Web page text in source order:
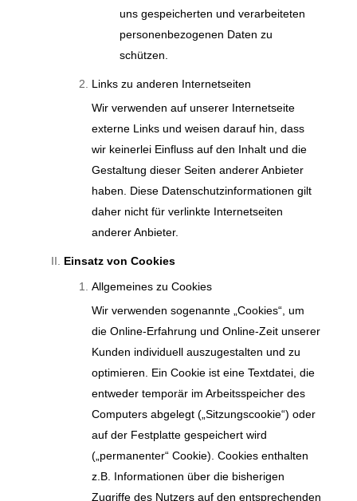
uns gespeicherten und verarbeiteten
personenbezogenen Daten zu
schützen.
Links zu anderen Internetseiten
Wir verwenden auf unserer Internetseite
externe Links und weisen darauf hin, dass
wir keinerlei Einfluss auf den Inhalt und die
Gestaltung dieser Seiten anderer Anbieter
haben. Diese Datenschutzinformationen gilt
daher nicht für verlinkte Internetseiten
anderer Anbieter.
Einsatz von Cookies
Allgemeines zu Cookies
Wir verwenden sogenannte „Cookies“, um
die Online-Erfahrung und Online-Zeit unserer
Kunden individuell auszugestalten und zu
optimieren. Ein Cookie ist eine Textdatei, die
entweder temporär im Arbeitsspeicher des
Computers abgelegt („Sitzungscookie“) oder
auf der Festplatte gespeichert wird
(„permanenter“ Cookie). Cookies enthalten
z.B. Informationen über die bisherigen
Zugriffe des Nutzers auf den entsprechenden